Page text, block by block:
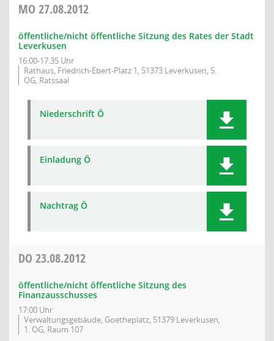
MO 27.08.2012
öffentliche/nicht öffentliche Sitzung des Rates der Stadt
Leverkusen
16:00-17:35 Uhr
Rathaus, Friedrich-Ebert-Platz 1, 51373 Leverkusen, 5.
OG, Ratssaal
Niederschrift Ö
Einladung Ö
Nachtrag Ö
DO 23.08.2012
öffentliche/nicht öffentliche Sitzung des
Finanzausschusses
17:00 Uhr
Verwaltungsgebäude, Goetheplatz, 51379 Leverkusen,
1. OG, Raum 107